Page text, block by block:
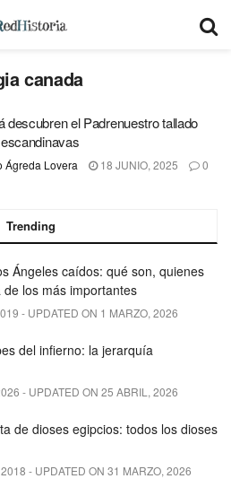
canada
descubren el Padrenuestro tallado
Ágreda Lovera 18 JUNIO, 2025 0
Trending
Ángeles caídos: qué son, quienes
los más importantes
- UPDATED ON 1 MARZO, 2026
del infierno: la jerarquía
- UPDATED ON 25 ABRIL, 2026
de dioses egipcios: todos los dioses
- UPDATED ON 31 MARZO, 2026